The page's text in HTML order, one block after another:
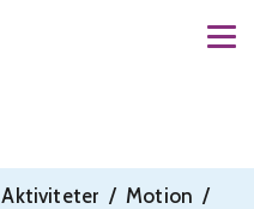
Aktiviteter / Motion /